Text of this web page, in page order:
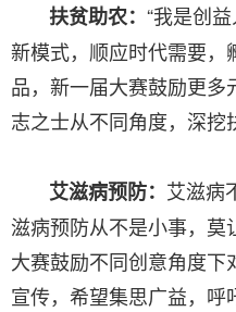
扶贫助农： “我是创
新模式，顺应时代需要
品，新一届大赛鼓励更
志之士从不同角度，深挖
艾滋病预防： 艾滋病
滋病预防从不是小事，莫
大赛鼓励不同创意角度
宣传，希望集思广益，